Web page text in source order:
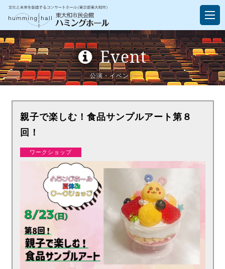
Event
公演・イベント
親子で楽しむ！食品サンプルアート第８
回！
ワークショップ